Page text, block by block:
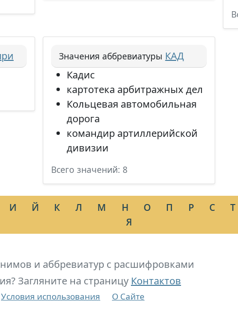
Значения аббревиатуры КАД
Кадис
картотека арбитражных дел
Кольцевая автомобильная
дорога
командир артиллерийской
дивизии
Всего значений: 8
И Й К Л М Н О П Р С
Т
Я
и аббревиатур с расшифровками
Загляните на страницу Контактов
Условия использования О Сайте